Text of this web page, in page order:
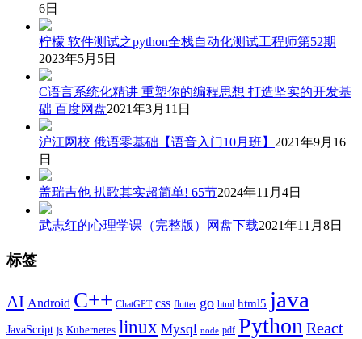
6日
柠檬 软件测试之python全栈自动化测试工程师第52期
2023年5月5日
C语言系统化精讲 重塑你的编程思想 打造坚实的开发基
础 百度网盘2021年3月11日
沪江网校 俄语零基础【语音入门10月班】 2021年9月16
日
盖瑞吉他 扒歌其实超简单! 65节2024年11月4日
武志红的心理学课（完整版）网盘下载2021年11月8日
标签
AI Android C++ ChatGPT css flutter go html html5 java
JavaScript js Kubernetes linux Mysql node pdf Python React